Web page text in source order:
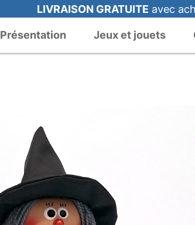
LIVRAISON GRATUITE avec
Présentation Jeux et jouets